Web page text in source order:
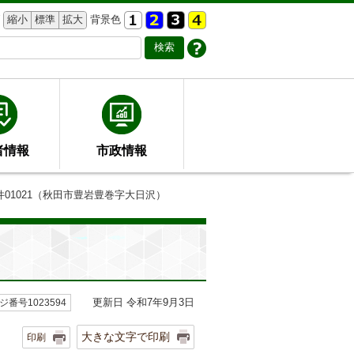
縮小 標準 拡大 背景色
情報 市政情報
（秋田市豊岩豊巻字大日沢）
番号1023594 更新日 令和7年9月3日
印刷 大きな文字で印刷